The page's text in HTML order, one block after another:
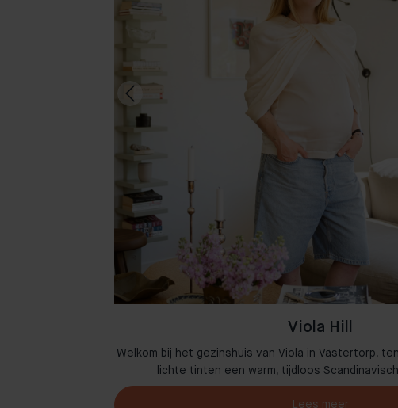
Viola Hill
Welkom bij het gezinshuis van Viola in Västertorp,
lichte tinten een warm, tijdloos
Lees meer